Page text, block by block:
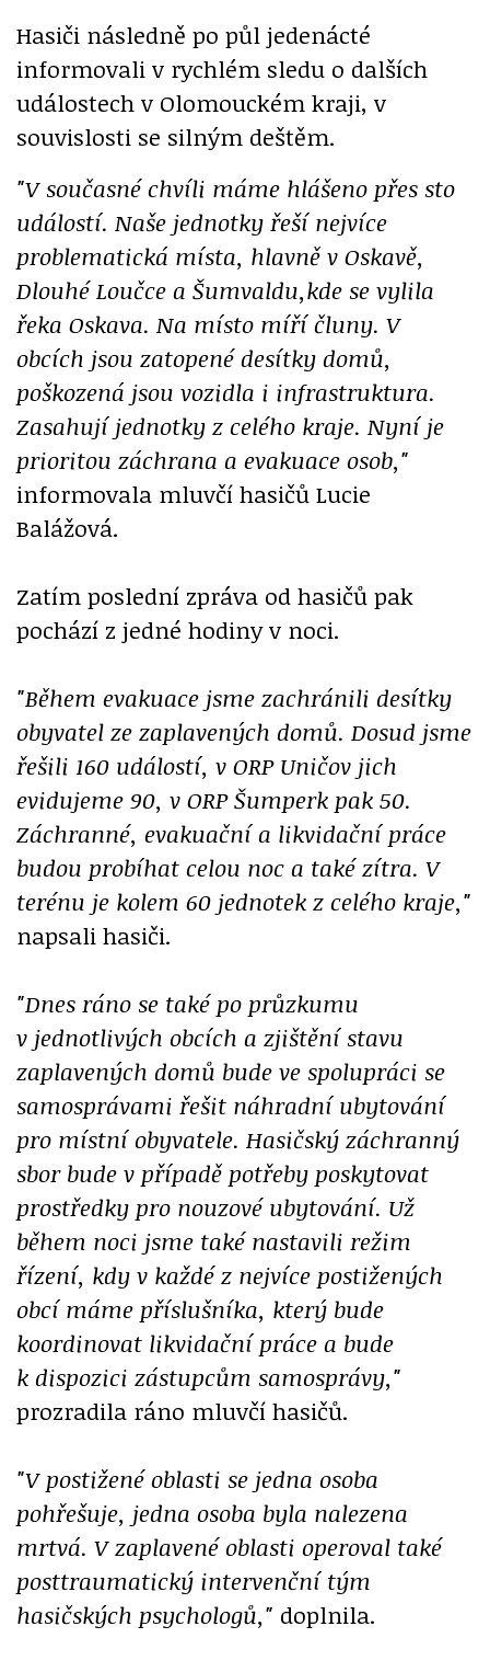
Hasiči následně po půl jedenácté
informovali v rychlém sledu o dalších
událostech v Olomouckém kraji, v
souvislosti se silným deštěm.
"V současné chvíli máme hlášeno přes sto
událostí. Naše jednotky řeší nejvíce
problematická místa, hlavně v Oskavě,
Dlouhé Loučce a Šumvaldu,kde se vylila
řeka Oskava. Na místo míří čluny. V
obcích jsou zatopené desítky domů,
poškozená jsou vozidla i infrastruktura.
Zasahují jednotky z celého kraje. Nyní je
prioritou záchrana a evakuace osob,"
informovala mluvčí hasičů Lucie
Balážová.
Zatím poslední zpráva od hasičů pak
pochází z jedné hodiny v noci.
"Během evakuace jsme zachránili desítky
obyvatel ze zaplavených domů. Dosud jsme
řešili 160 událostí, v ORP Uničov jich
evidujeme 90, v ORP Šumperk pak 50.
Záchranné, evakuační a likvidační práce
budou probíhat celou noc a také zítra. V
terénu je kolem 60 jednotek z celého kraje,"
napsali hasiči.
"Dnes ráno se také po průzkumu
v jednotlivých obcích a zjištění stavu
zaplavených domů bude ve spolupráci se
samosprávami řešit náhradní ubytování
pro místní obyvatele. Hasičský záchranný
sbor bude v případě potřeby poskytovat
prostředky pro nouzové ubytování. Už
během noci jsme také nastavili režim
řízení, kdy v každé z nejvíce postižených
obcí máme příslušníka, který bude
koordinovat likvidační práce a bude
k dispozici zástupcům samosprávy,"
prozradila ráno mluvčí hasičů.
"V postižené oblasti se jedna osoba
pohřešuje, jedna osoba byla nalezena
mrtvá. V zaplavené oblasti operoval také
posttraumatický intervenční tým
hasičských psychologů," doplnila.